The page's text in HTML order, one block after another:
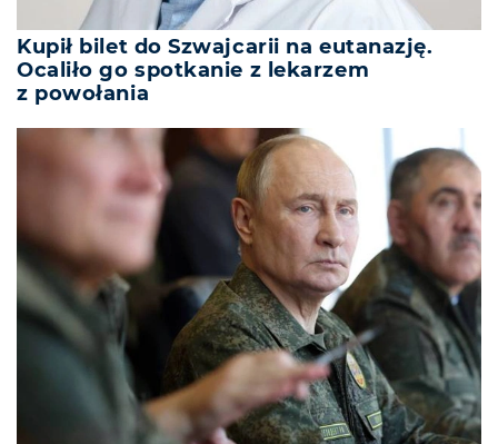
Kupił bilet do Szwajcarii na eutanazję.
Ocaliło go spotkanie z lekarzem
z powołania